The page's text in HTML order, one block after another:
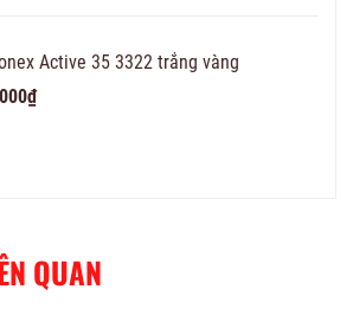
Active 35 3322 trắng vàng
QUAN